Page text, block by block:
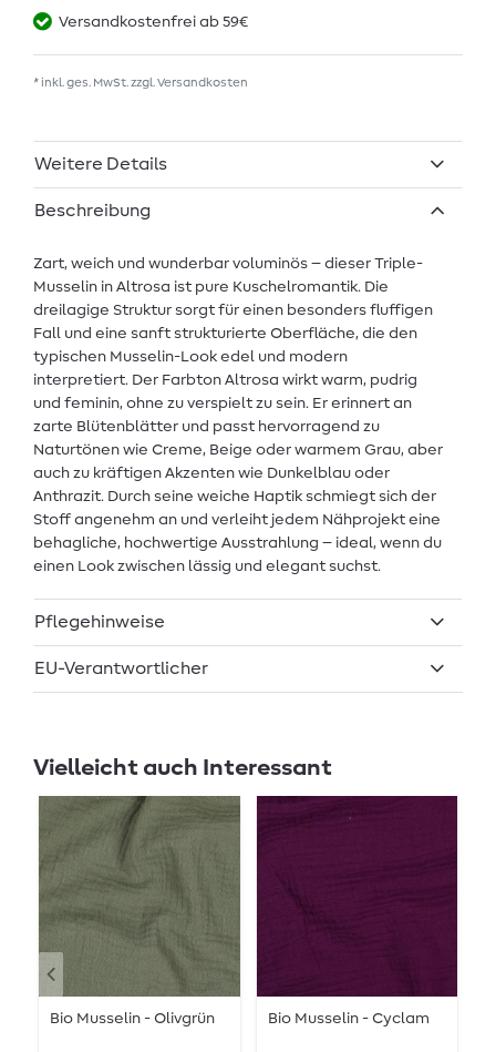
Versandkostenfrei ab 59€
* inkl. ges. MwSt. zzgl. Versandkosten
Weitere Details
Beschreibung
Zart, weich und wunderbar voluminös – dieser Triple-
Musselin in Altrosa ist pure Kuschelromantik. Die
dreilagige Struktur sorgt für einen besonders fluffigen
Fall und eine sanft strukturierte Oberfläche, die den
typischen Musselin-Look edel und modern
interpretiert. Der Farbton Altrosa wirkt warm, pudrig
und feminin, ohne zu verspielt zu sein. Er erinnert an
zarte Blütenblätter und passt hervorragend zu
Naturtönen wie Creme, Beige oder warmem Grau, aber
auch zu kräftigen Akzenten wie Dunkelblau oder
Anthrazit. Durch seine weiche Haptik schmiegt sich der
Stoff angenehm an und verleiht jedem Nähprojekt eine
behagliche, hochwertige Ausstrahlung – ideal, wenn du
einen Look zwischen lässig und elegant suchst.
Pflegehinweise
EU-Verantwortlicher
Vielleicht auch Interessant
Bio Musselin - Olivgrün Bio Musselin - Cyclam